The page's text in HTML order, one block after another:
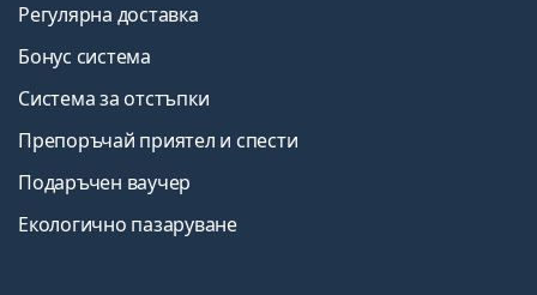
Регулярна доставка
Бонус система
Система за отстъпки
Препоръчай приятел и спести
Подаръчен ваучер
Екологично пазаруване